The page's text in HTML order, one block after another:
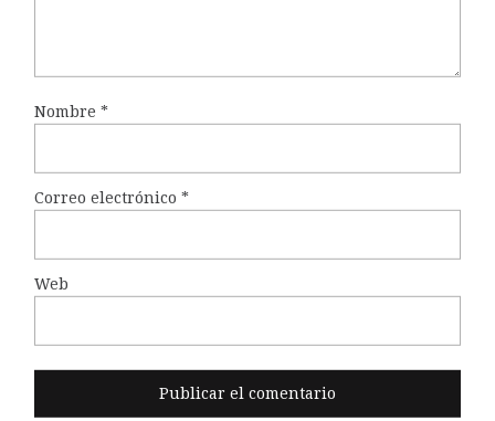
Nombre *
Correo electrónico *
Web